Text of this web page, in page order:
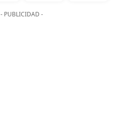
- PUBLICIDAD -